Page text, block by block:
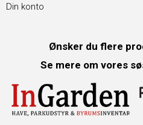
Din konto
Ønsker du flere
Se mere om vores